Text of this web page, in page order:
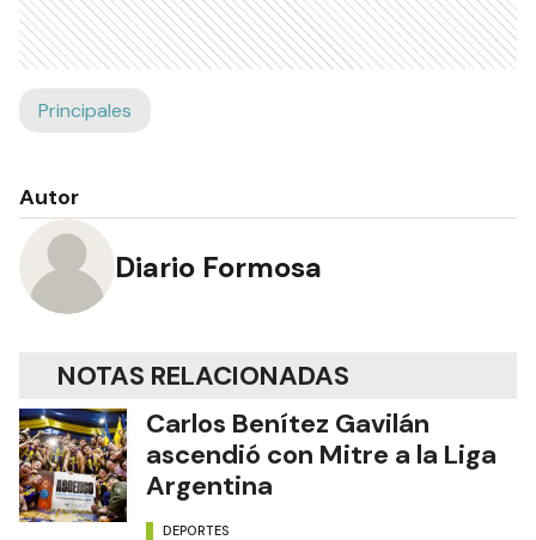
Principales
Autor
Diario Formosa
NOTAS RELACIONADAS
Carlos Benítez Gavilán
ascendió con Mitre a la Liga
Argentina
DEPORTES